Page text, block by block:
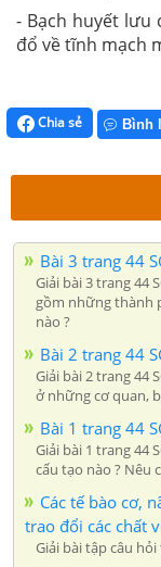
- Bạch huyết lưu
đổ về tĩnh mạch
Chia sẻ Bình
Bài 3 trang 44
Giải bài 3 trang 44
gồm những thành
nào ?
Bài 2 trang 44
Giải bài 2 trang 44
ở những cơ quan,
Bài 1 trang 44
Giải bài 1 trang 44
cấu tạo nào ? Nêu
Các tế bào cơ,
trao đổi các chất
Giải bài tập câu